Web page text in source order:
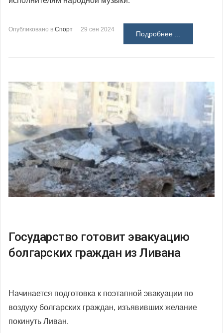
Опубликовано в Спорт 29 сен 2024
Подробнее ...
Государство готовит эвакуацию
болгарских граждан из Ливана
Начинается подготовка к поэтапной эвакуации по
воздуху болгарских граждан, изъявивших желание
покинуть Ливан.